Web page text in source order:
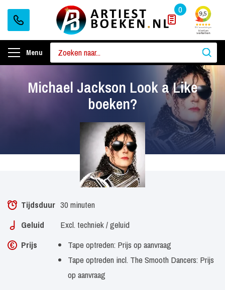
0
Menu
Michael Jackson Look a Like
boeken?
Tijdsduur 30 minuten
Geluid
Excl. techniek / geluid
Prijs
Tape optreden: Prijs op aanvraag
Tape optreden incl. The Smooth Dancers: Prijs
op aanvraag